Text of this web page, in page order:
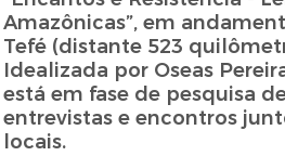
Amazônicas”, em
Tefé (distante 523
Idealizada por Oseas
está em fase de pesquisa
entrevistas e encontros
locais.